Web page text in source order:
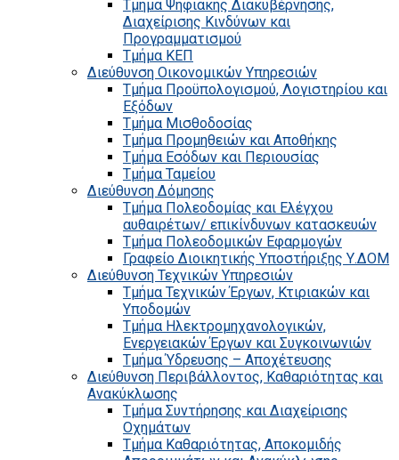
Τμήμα Ψηφιακής Διακυβέρνησης,
Διαχείρισης Κινδύνων και
Προγραμματισμού
Τμήμα ΚΕΠ
Διεύθυνση Οικονομικών Υπηρεσιών
Τμήμα Προϋπολογισμού, Λογιστηρίου και
Εξόδων
Τμήμα Μισθοδοσίας
Τμήμα Προμηθειών και Αποθήκης
Τμήμα Εσόδων και Περιουσίας
Τμήμα Ταμείου
Διεύθυνση Δόμησης
Τμήμα Πολεοδομίας και Ελέγχου
αυθαιρέτων/ επικίνδυνων κατασκευών
Τμήμα Πολεοδομικών Εφαρμογών
Γραφείο Διοικητικής Υποστήριξης Υ.ΔΟΜ
Διεύθυνση Τεχνικών Υπηρεσιών
Τμήμα Τεχνικών Έργων, Κτιριακών και
Υποδομών
Τμήμα Ηλεκτρομηχανολογικών,
Ενεργειακών Έργων και Συγκοινωνιών
Τμήμα Ύδρευσης – Αποχέτευσης
Διεύθυνση Περιβάλλοντος, Καθαριότητας και
Ανακύκλωσης
Τμήμα Συντήρησης και Διαχείρισης
Οχημάτων
Τμήμα Καθαριότητας, Αποκομιδής